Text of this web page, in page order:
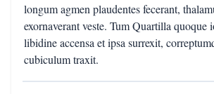
longum agmen plaudentes fecerant,
exornaverant veste. Tum Quartilla quoque
libidine accensa et ipsa surrexit,
cubiculum traxit.